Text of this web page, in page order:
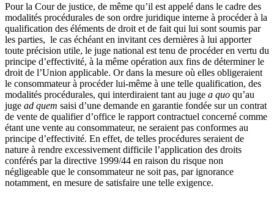
Pour la Cour de justice, de même qu’il est appelé dans le cadre des
modalités procédurales de son ordre juridique interne à procéder à la
qualification des éléments de droit et de fait qui lui sont soumis par
les parties, le cas échéant en invitant ces dernières à lui apporter
toute précision utile, le juge national est tenu de procéder en vertu du
principe d’effectivité, à la même opération aux fins de déterminer le
droit de l’Union applicable. Or dans la mesure où elles obligeraient
le consommateur à procéder lui-même à une telle qualification, des
modalités procédurales, qui interdiraient tant au juge a quo qu’au
juge ad quem saisi d’une demande en garantie fondée sur un contrat
de vente de qualifier d’office le rapport contractuel concerné comme
étant une vente au consommateur, ne seraient pas conformes au
principe d’effectivité. En effet, de telles procédures seraient de
nature à rendre excessivement difficile l’application des droits
conférés par la directive 1999/44 en raison du risque non
négligeable que le consommateur ne soit pas, par ignorance
notamment, en mesure de satisfaire une telle exigence.